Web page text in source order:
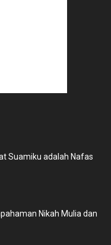
Suamiku adalah Nafas
Nikah Mulia dan